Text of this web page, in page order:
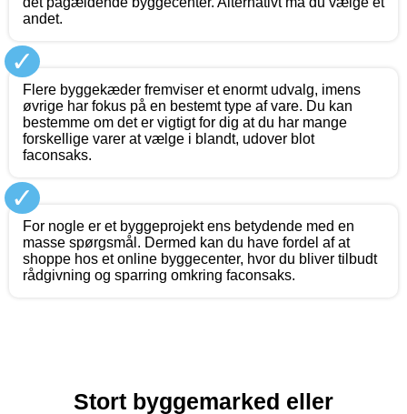
andet.
✓
Flere byggekæder fremviser et enormt udvalg, imens
øvrige har fokus på en bestemt type af vare. Du kan
bestemme om det er vigtigt for dig at du har mange
forskellige varer at vælge i blandt, udover blot
faconsaks.
✓
For nogle er et byggeprojekt ens betydende med en
masse spørgsmål. Dermed kan du have fordel af at
shoppe hos et online byggecenter, hvor du bliver tilbudt
rådgivning og sparring omkring faconsaks.
Stort byggemarked eller